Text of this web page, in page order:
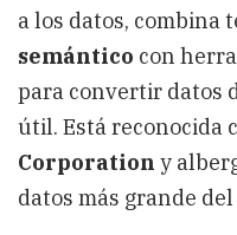
a los datos, combina
semántico con
para convertir datos
útil. Está reconocida
Corporation y
datos más grande